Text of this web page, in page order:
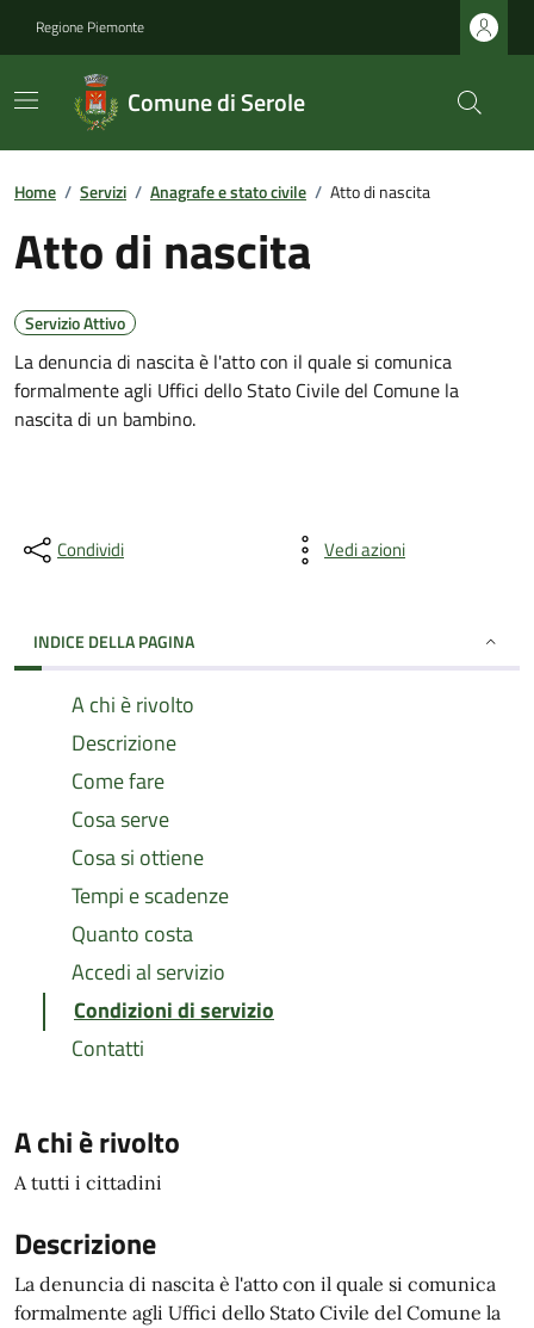
Regione Piemonte
Comune di Serole
Home / Servizi / Anagrafe e stato civile / Atto di nascita
Atto di nascita
Servizio Attivo
La denuncia di nascita è l'atto con il quale si comunica
formalmente agli Uffici dello Stato Civile del Comune la
nascita di un bambino.
Condividi Vedi azioni
INDICE DELLA PAGINA
A chi è rivolto
Descrizione
Come fare
Cosa serve
Cosa si ottiene
Tempi e scadenze
Quanto costa
Accedi al servizio
Condizioni di servizio
Contatti
A chi è rivolto
A tutti i cittadini
Descrizione
La denuncia di nascita è l'atto con il quale si comunica
formalmente agli Uffici dello Stato Civile del Comune la